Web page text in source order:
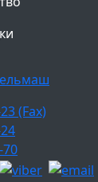
(Fax)
70